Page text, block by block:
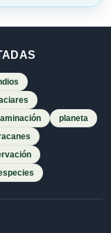
planeta